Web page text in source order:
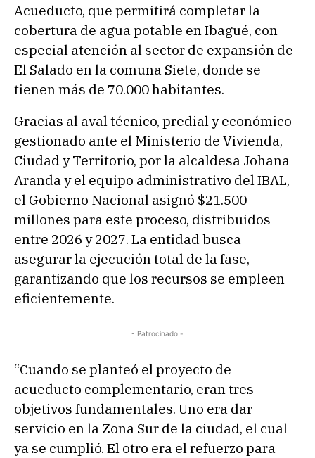
Acueducto, que permitirá completar la
cobertura de agua potable en Ibagué, con
especial atención al sector de expansión de
El Salado en la comuna Siete, donde se
tienen más de 70.000 habitantes.
Gracias al aval técnico, predial y económico
gestionado ante el Ministerio de Vivienda,
Ciudad y Territorio, por la alcaldesa Johana
Aranda y el equipo administrativo del IBAL,
el Gobierno Nacional asignó $21.500
millones para este proceso, distribuidos
entre 2026 y 2027. La entidad busca
asegurar la ejecución total de la fase,
garantizando que los recursos se empleen
eficientemente.
- Patrocinado -
“Cuando se planteó el proyecto de
acueducto complementario, eran tres
objetivos fundamentales. Uno era dar
servicio en la Zona Sur de la ciudad, el cual
ya se cumplió. El otro era el refuerzo para